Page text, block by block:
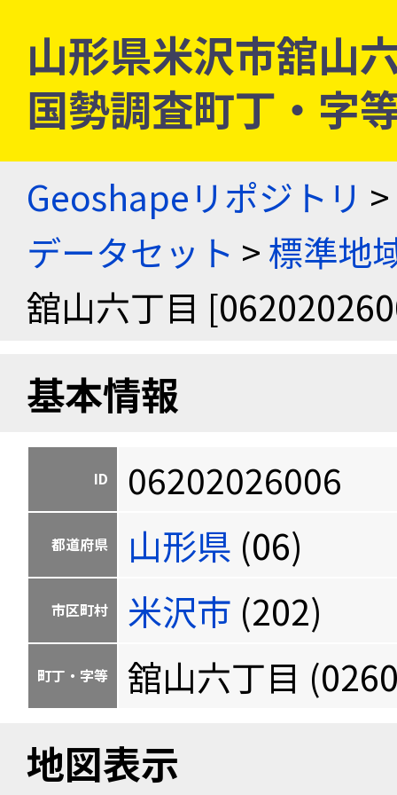
山形県米沢市舘山
国勢調査町丁・字
Geoshapeリポジトリ >
データセット >標準地
舘山六丁目
基本情報
ID 06202026006
都道府県 山形県 (06)
市区町村 米沢市 (202)
町丁・字等 舘山六丁目
地図表示